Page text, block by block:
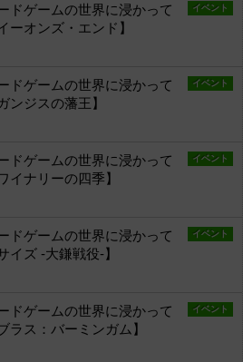
イベント
ドゲームの世界に浸かって
ーオンズ・エンド】
イベント
ドゲームの世界に浸かって
ンジスの藩王】
イベント
ドゲームの世界に浸かって
イナリーの四季】
イベント
ドゲームの世界に浸かって
イズ -大鎌戦役-】
イベント
ドゲームの世界に浸かって
ラス：バーミンガム】